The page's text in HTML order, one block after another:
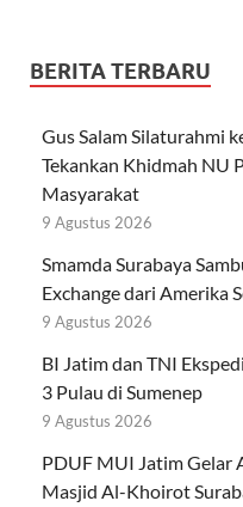
BERITA TERBARU
Gus Salam Silaturahmi
Tekankan Khidmah NU
Masyarakat
9 Agustus 2026
Smamda Surabaya
Exchange dari Amerika
9 Agustus 2026
BI Jatim dan TNI
3 Pulau di Sumenep
9 Agustus 2026
PDUF MUI Jatim Gelar
Masjid Al-Khoirot